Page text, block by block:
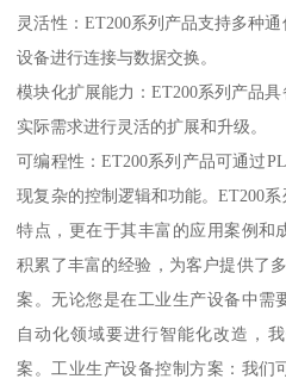
灵活性：ET200系列产品支持多种
设备进行连接与数据交换。
模块化扩展能力：ET200系列产品
实际需求进行灵活的扩展和升级。
可编程性：ET200系列产品可通过
现复杂的控制逻辑和功能。ET200
特点，更在于其丰富的应用案例和
积累了丰富的经验，为客户提供了
案。无论您是在工业生产设备中需
自动化领域要进行智能化改造，
案。工业生产设备控制方案：我们